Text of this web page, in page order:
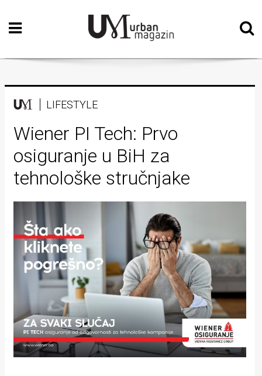
Početna
Vizualne
Teatar
Književnost
Muzika
Film
Intervju
Kolumne
Kultura
Lifestyle
Fashion
Zdravlje
LIFESTYLE
Wiener PI Tech: Prvo
osiguranje u BiH za
tehnološke stručnjake